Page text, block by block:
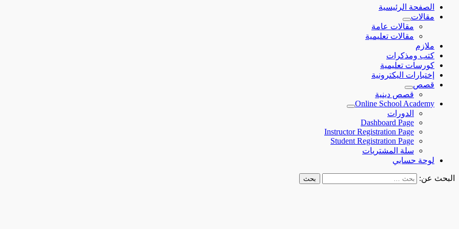
الصفحة الرئيسية
مقالات
مقالات عامة
مقالات تعليمية
ملازم
كتب ومذكرات
كورسات تعليمية
إختبارات اليكترونية
قصص
قصص دينية
Online School Academy
الدورات
Dashboard Page
Instructor Registration Page
Student Registration Page
سلة المشتريات
لوحة حسابي
البحث عن: